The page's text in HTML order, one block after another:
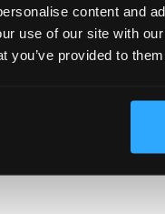
content and
use of our site with
you’ve provided to